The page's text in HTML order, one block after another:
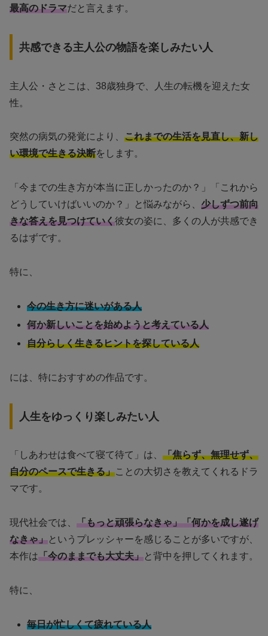
最高のドラマだと言えます。
共感できる主人公の物語を楽しみたい人
主人公・さとこは、38歳独身で、人生の転機を迎えた女
性。
突然の病気の発覚により、 これまでの生活を見直し、新し
い環境で生きる決断をします。
「今までの生き方が本当に正しかったのか？」「これから
どうしていけばいいのか？」と悩みながら、 少しずつ前向
きな答えを見つけていく彼女の姿に、多くの人が共感でき
るはずです。
特に、
今の生き方に迷いがある人
何か新しいことを始めようと考えている人
自分らしく生きるヒントを探している人
には、特におすすめの作品です。
人生をゆっくり楽しみたい人
「しあわせは食べて寝て待て」は、 「焦らず、無理せず、
自分のペースで生きる」ことの大切さを教えてくれるドラ
マです。
現代社会では、 「もっと頑張らなきゃ」「何かを成し遂げ
なきゃ」というプレッシャーを感じることが多いですが、
本作は「今のままでも大丈夫」と背中を押してくれます。
特に、
毎日が忙しくて疲れている人